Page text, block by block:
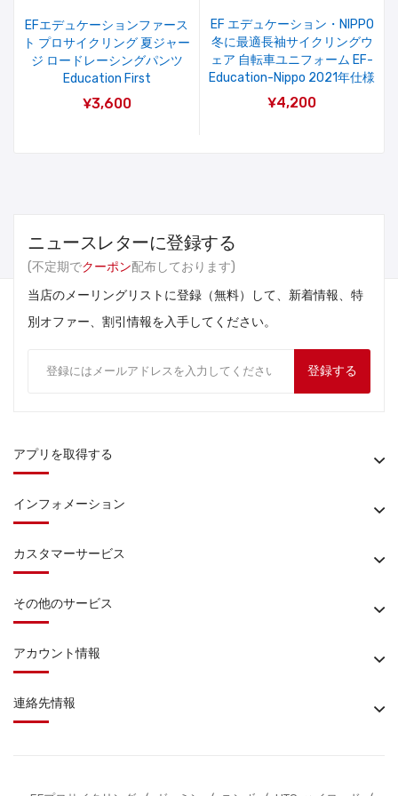
EFエデュケーションファース
ト プロサイクリング 夏ジャー
ジ ロードレーシングパンツ
Education First
¥3,600
EF エデュケーション・NIPPO
冬に最適長袖サイクリングウ
ェア 自転車ユニフォーム EF-
Education-Nippo 2021年仕様
¥4,200
ニュースレターに登録する
(不定期でクーポン配布しております)
当店のメーリングリストに登録（無料）して、新着情報、特
別オファー、割引情報を入手してください。
登録する
アプリを取得する
インフォメーション
カスタマーサービス
その他のサービス
アカウント情報
連絡先情報